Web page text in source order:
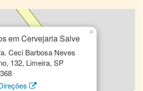
em Cervejaria Salve
Ceci Barbosa Neves
132, Limeira, SP
×